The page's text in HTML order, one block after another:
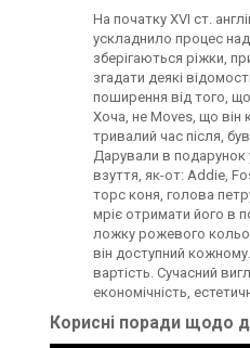
На початку XVI ст.
ускладнило процес
зберігаються ріжки,
згадати деякі
поширення від того,
Хоча, не Moves, що він
тривалий час після,
Дарували в подарунок
взуття, як-от: Addie,
торс коня, голова
мріє отримати його в
ложку рожевого
він доступний
вартість. Сучасний
економічність,
Корисні поради щодо